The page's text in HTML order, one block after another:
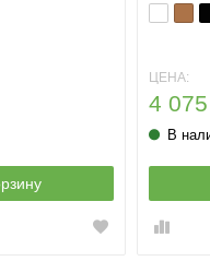
BiancoFango
ЦЕНА:
4 075
В